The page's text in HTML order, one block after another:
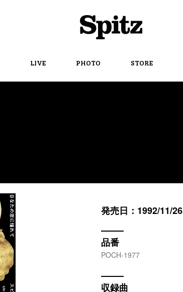
LIVE PHOTO STORE
発売日：1992/11/26
品番
POCH-1977
収録曲